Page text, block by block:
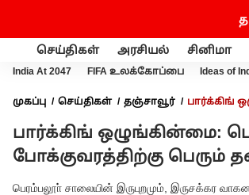
செய்திகள் அரசியல் சினிமா
India At 2047 FIFA உலக்கோப்பை Ideas of
முகப்பு செய்திகள் தஞ்சாவூர்
பார்க்கிங்
பார்க்கிங் ஒழுங்கின்மை:
போக்குவரத்திற்கு பெரும்
பெரம்பலூா் சாலையின் இருபுறமும், இருசக்கர